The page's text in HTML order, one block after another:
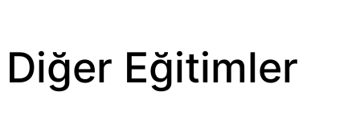
Diğer Eğitimler